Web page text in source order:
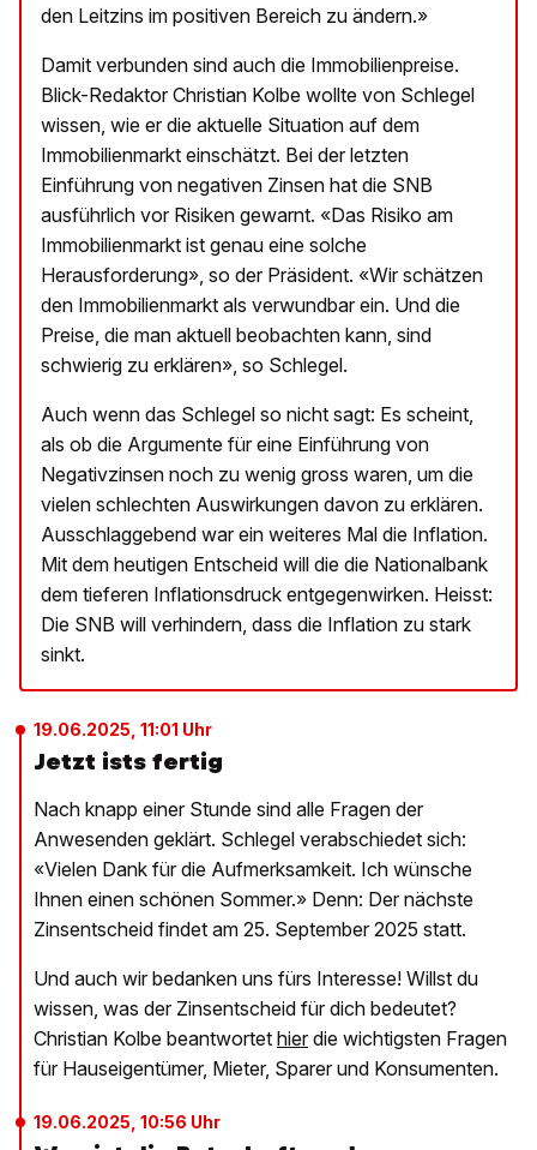
den Leitzins im positiven Bereich zu ändern.»
Damit verbunden sind auch die Immobilienpreise.
Blick-Redaktor Christian Kolbe wollte von Schlegel
wissen, wie er die aktuelle Situation auf dem
Immobilienmarkt einschätzt. Bei der letzten
Einführung von negativen Zinsen hat die SNB
ausführlich vor Risiken gewarnt. «Das Risiko am
Immobilienmarkt ist genau eine solche
Herausforderung», so der Präsident. «Wir schätzen
den Immobilienmarkt als verwundbar ein. Und die
Preise, die man aktuell beobachten kann, sind
schwierig zu erklären», so Schlegel.
Auch wenn das Schlegel so nicht sagt: Es scheint,
als ob die Argumente für eine Einführung von
Negativzinsen noch zu wenig gross waren, um die
vielen schlechten Auswirkungen davon zu erklären.
Ausschlaggebend war ein weiteres Mal die Inflation.
Mit dem heutigen Entscheid will die die Nationalbank
dem tieferen Inflationsdruck entgegenwirken. Heisst:
Die SNB will verhindern, dass die Inflation zu stark
sinkt.
19.06.2025, 11:01 Uhr
Jetzt ists fertig
Nach knapp einer Stunde sind alle Fragen der
Anwesenden geklärt. Schlegel verabschiedet sich:
«Vielen Dank für die Aufmerksamkeit. Ich wünsche
Ihnen einen schönen Sommer.» Denn: Der nächste
Zinsentscheid findet am 25. September 2025 statt.
Und auch wir bedanken uns fürs Interesse! Willst du
wissen, was der Zinsentscheid für dich bedeutet?
Christian Kolbe beantwortet hier die wichtigsten Fragen
für Hauseigentümer, Mieter, Sparer und Konsumenten.
19.06.2025, 10:56 Uhr